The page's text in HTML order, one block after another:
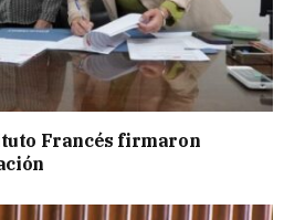
Francés firmaron